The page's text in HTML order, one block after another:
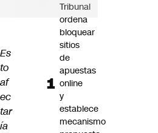
Es
to
af
ec
tar
ía
Tribunal
ordena
bloquear
sitios
de
apuestas
online
y
establece
mecanismo